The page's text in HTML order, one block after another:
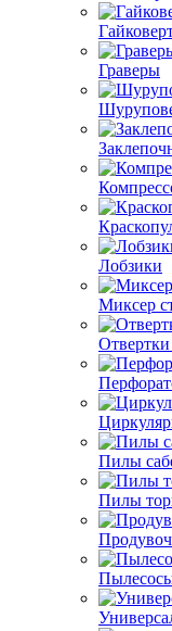
Граверы
Лобзики
Миксер
Пилы
Пилы